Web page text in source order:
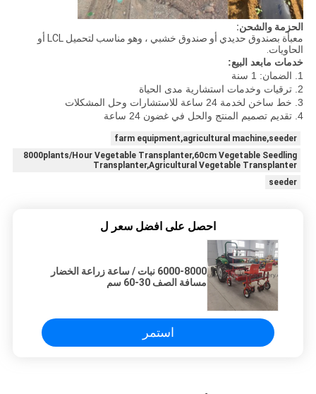
الحزمة والشحن:
معبأة بصندوق حديدي أو صندوق خشبي ، وهو مناسب لتحميل LCL أو
الحاويات.
خدمات مابعد البيع:
1. الضمان: 1 سنة
2. ترقيات وخدمات استشارية مدى الحياة
3. خط ساخن لخدمة 24 ساعة للاستشارات وحل المشكلات
4. تقديم تصميم المنتج والحل في غضون 24 ساعة
farm equipment,agricultural machine,seeder
8000plants/Hour Vegetable Transplanter,60cm Vegetable Seedling
Transplanter,Agricultural Vegetable Transplanter
seeder
احصل على افضل سعر ل
6000-8000 نبات / ساعة زراعة الخضار
مسافة الصف 30-60 سم
استمر